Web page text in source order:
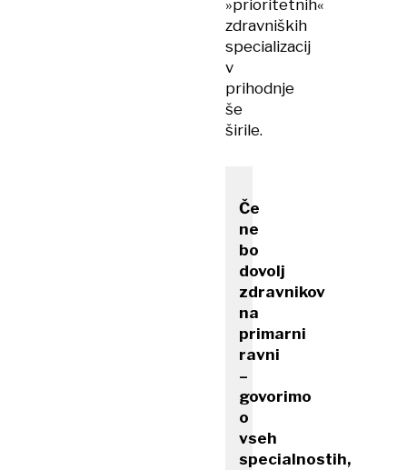
»prioritetnih«
zdravniških
specializacij
v
prihodnje
še
širile.
Če
ne
bo
dovolj
zdravnikov
na
primarni
ravni
–
govorimo
o
vseh
specialnostih,